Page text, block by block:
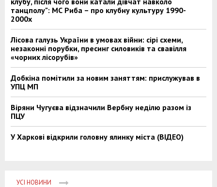
танцполу": МС Риба – про клубну культуру 1990-
2000х
Лісова галузь України в умовах війни: сірі схеми,
незаконні порубки, пресинг силовиків та свавілля
«чорних лісорубів»
Добкіна помітили за новим заняттям: прислужував в
УПЦ МП
Віряни Чугуєва відзначили Вербну неділю разом із
ПЦУ
У Харкові відкрили головну ялинку міста (ВІДЕО)
УСІ НОВИНИ